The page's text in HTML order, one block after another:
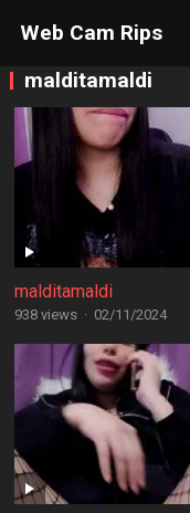
Web Cam Rips
malditamaldi
malditamaldi
938 views · 02/11/2024